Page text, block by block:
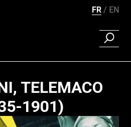
FR EN
TELEMACO
1901)